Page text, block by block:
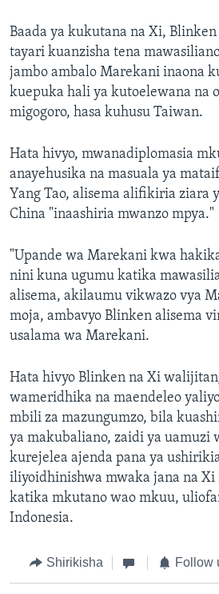
Baada ya kukutana na Xi,
tayari kuanzisha tena
jambo ambalo Marekani inaona
kuepuka hali ya kutoelewana na
migogoro, hasa kuhusu Taiwan.
Hata hivyo, mwanadiplomasia
anayehusika na masuala ya
Yang Tao, alisema alifikiria ziara
China "inaashiria mwanzo mpya."
"Upande wa Marekani kwa
nini kuna ugumu katika
alisema, akilaumu vikwazo vya
moja, ambavyo Blinken alisema
usalama wa Marekani.
Hata hivyo Blinken na Xi
wameridhika na maendeleo
mbili za mazungumzo, bila
ya makubaliano, zaidi ya uamuzi
kurejelea ajenda pana ya
iliyoidhinishwa mwaka jana na Xi
katika mkutano wao mkuu,
Indonesia.
Shirikisha Follow